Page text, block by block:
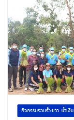
กิจกรรมรอบรั้ว ขาว-น้ำเงิน